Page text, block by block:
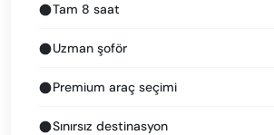
Tam 8 saat
Uzman şoför
Premium araç seçimi
Sınırsız destinasyon